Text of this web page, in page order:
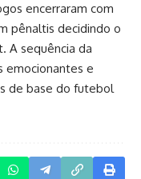
encerraram com
pênaltis decidindo o
A sequência da
emocionantes e
de base do futebol